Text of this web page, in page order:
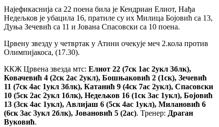
Најефикаснија са 22 поена била је Кендриан Елиот, Нађа
Недељков је убацила 16, пратиле су их Милица Бојовић са 13,
Дуња Зечевић са 11 и Јована Спасовски са 10 поена.
Црвену звезду у четвртак у Атини очекује меч 2.кола против
Олимпијакоса, (17.30).
ККЖ Црвена звезда мтс: Елиот 22 (7ск 1ас 2укл 3блк),
Ковачевић 4 (2ск 2ас 2укл), Бошњаковић 2 (1ск), Зечевић
11 (7ск 4ас 1укл 3блк), Катанић 9 (4ск 7ас 2укл), Спасовски
10 (5ск 2ас 2укл 1блк), Недељков 16 (1ск 3ас 1укл), Бојовић
13 (3ск 4ас 1укл), Авлијаш 6 (5ск 4ас 1укл), Милановић 6
(6ск 3ас 3укл 2блк), Јовановић 5 (2ас). Тренер: Драган
Вуковић.